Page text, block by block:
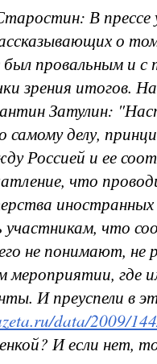
В прессе
о
провальным и с
зрения итогов.
Затулин:
самому делу,
Россией и ее
что
иностранных
участникам, что
не понимают,
мероприятии, где
И преуспели в
data/2009/
И если нет,